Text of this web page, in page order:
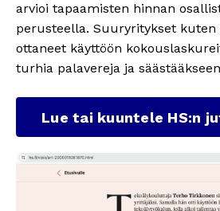
arvioi tapaamisten hinnan
perusteella. Suuryritykset kuten
ottaneet käyttöön
turhia palavereja ja
Lue tai kuuntele HS:n